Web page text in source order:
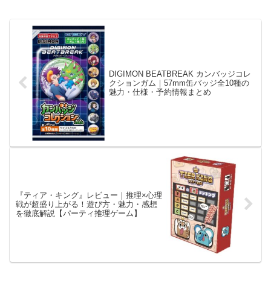
DIGIMON BEATBREAK カンバッジコレ
クションガム｜57mm缶バッジ全10種の
魅力・仕様・予約情報まとめ
『ティア・キング』レビュー｜推理×心理
戦が超盛り上がる！遊び方・魅力・感想
を徹底解説【パーティ推理ゲーム】